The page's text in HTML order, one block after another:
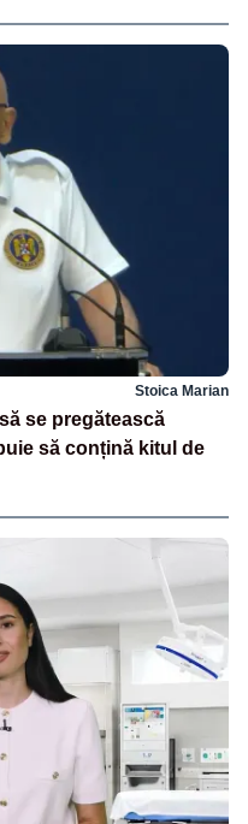
Stoica Marian
se pregătească
să conțină kitul de